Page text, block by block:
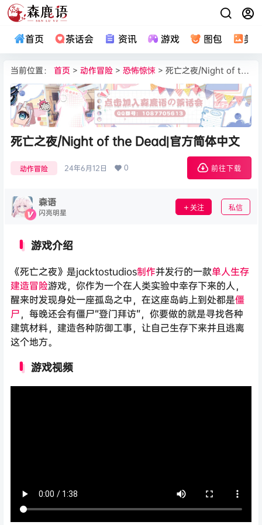
首页 茶话会 资讯 游戏 图包 美
当前位置： 首页 > 动作冒险 > 恐怖惊悚 > 死亡之夜/Night of the Dead|官方简体中文
死亡之夜/Night of the Dead|官方简体中文
动作冒险 24年6月12日 0 前往下载
森语
闪亮明星 关注 私信
游戏介绍
《死亡之夜》是jacktostudios制作并发行的一款单人生存
建造冒险游戏，你作为一个在人类实验中幸存下来的人，
醒来时发现身处一座孤岛之中，在这座岛屿上到处都是僵
尸，每晚还会有僵尸“登门拜访”，你要做的就是寻找各种
建筑材料，建造各种防御工事，让自己生存下来并且逃离
这个地方。
游戏视频